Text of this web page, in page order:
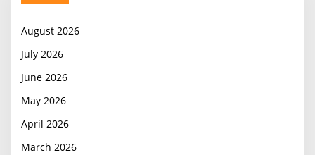
August 2026
July 2026
June 2026
May 2026
April 2026
March 2026